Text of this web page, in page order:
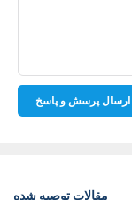
ارسال پرسش و پاسخ
مقالات توصیه شده